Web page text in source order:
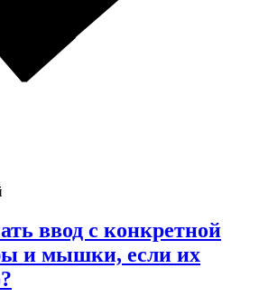
ввод с конкретной
и мышки, если их